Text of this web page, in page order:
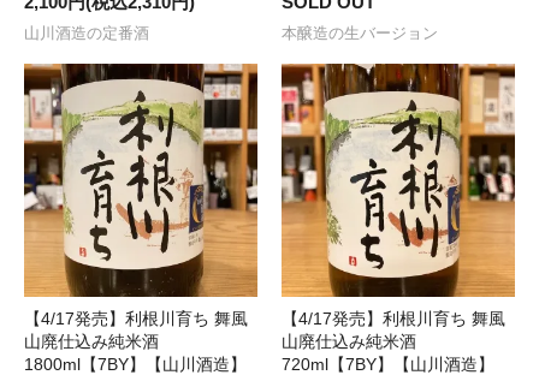
山川酒造の定番酒 本醸造の生バージョン
【4/17発売】利根川育ち 舞風
山廃仕込み純米酒
1800ml【7BY】【山川酒造】
【4/17発売】利根川育ち 舞風
山廃仕込み純米酒
720ml【7BY】【山川酒造】